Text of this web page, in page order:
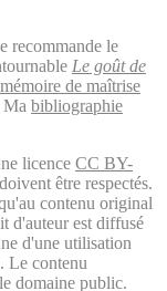
recommande le
Le goût de
mémoire de maîtrise
Ma bibliographie
licence CC BY-
être respectés.
contenu original
d'auteur est diffusé
d'une utilisation
Le contenu
domaine public.